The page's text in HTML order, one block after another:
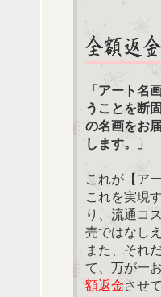
「アート名
うことを断
の名画をお
します。」
これが【ア
これを実現
り、流通コ
売ではなし
また、それ
て、万が一
額返金させ